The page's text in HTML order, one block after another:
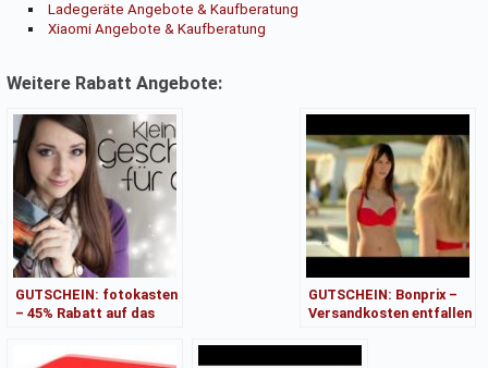
Ladegeräte Angebote & Kaufberatung
Xiaomi Angebote & Kaufberatung
Weitere Rabatt Angebote:
GUTSCHEIN: fotokasten
– 45% Rabatt auf das
GUTSCHEIN: Bonprix –
Versandkosten entfallen
Sortiment